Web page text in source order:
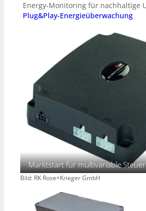
Energy-Monitoring für nachhaltige
Plug&Play-Energieüberwachung
Marktstart für multivariable
Bild: RK Rose+Krieger GmbH